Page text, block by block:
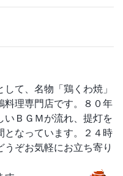
て、名物「鶏くわ焼」
料理専門店です。８０年
いＢＧＭが流れ、提灯を
となっています。２４時
ぞお気軽にお立ち寄り